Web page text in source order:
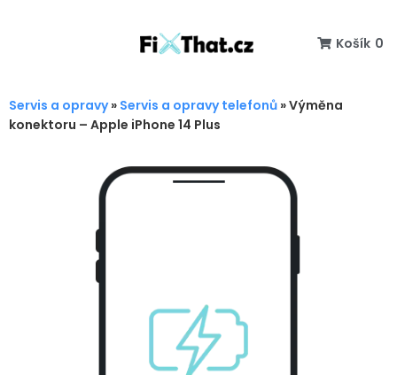
Košík 0
Servis a opravy» Servis a opravy telefonů »Výměna
konektoru – Apple iPhone 14 Plus